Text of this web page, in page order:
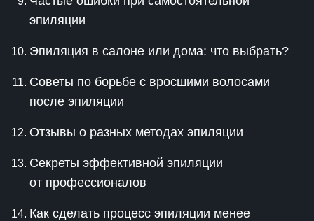
эпиляции
Эпиляция в салоне или дома: что выбрать?
Советы по борьбе с вросшими волосами
после эпиляции
Отзывы о разных методах эпиляции
Секреты эффективной эпиляции
от профессионалов
Как сделать процесс эпиляции менее